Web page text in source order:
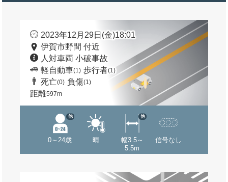
2023年12月29日(金)18:01
伊賀市野間 付近
人対車両 小破事故
軽自動車(1) 歩行者(1)
死亡(0) 負傷(1)
距離597m
0～24歳
他
晴
幅3.5～
5.5m
他
信号なし